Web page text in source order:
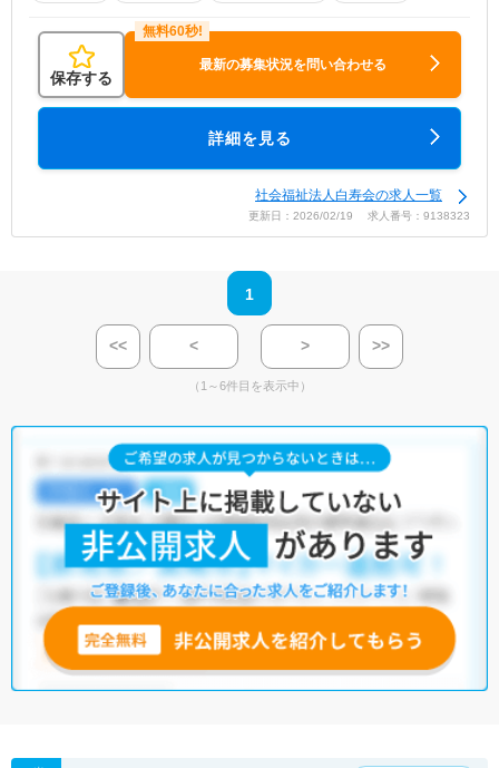
保存する
最新の募集状況を問い合わせる
詳細を見る
社会福祉法人白寿会の求人一覧
更新日：2026/02/19 求人番号：9138323
1
<< < > >>
（1～6件目を表示中）